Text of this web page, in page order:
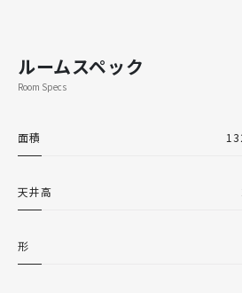
ルームスペック
Room Specs
面積
天井高
形